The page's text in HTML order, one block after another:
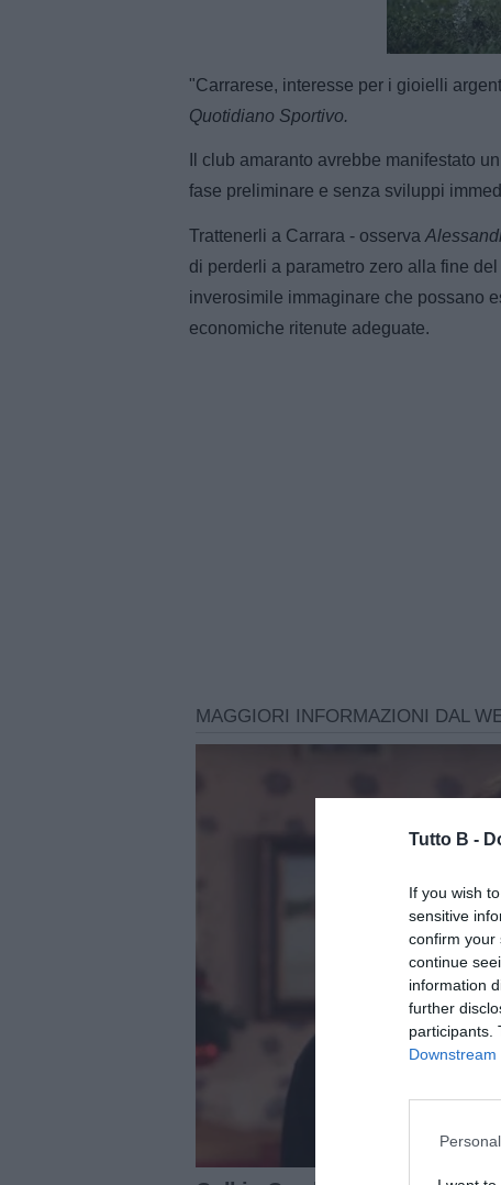
Tutto B -
If you wish
sensitive
confirm your
continue
information
further
participants.
Unmute
"Carrarese, interesse per i gioielli
Quotidiano Sportivo.
Il club amaranto avrebbe manifestato
fase preliminare e senza sviluppi
Trattenerli a Carrara - osserva
di perderli a parametro zero alla fine
inverosimile immaginare che possano
economiche ritenute adeguate.